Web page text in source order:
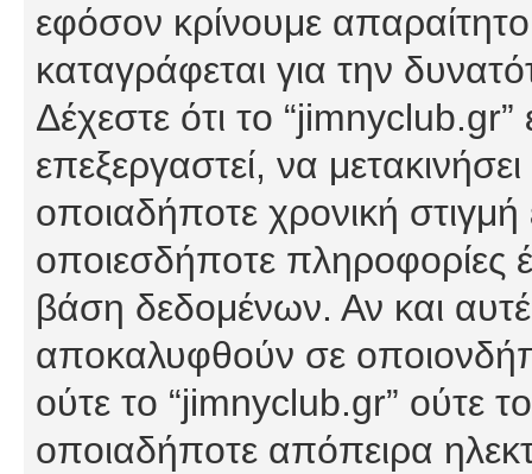
εφόσον κρίνουμε
καταγράφεται για την
Δέχεστε ότι το
επεξεργαστεί, να
οποιαδήποτε χρονική στιγμή
οποιεσδήποτε πληροφορίες
βάση δεδομένων. Αν και
αποκαλυφθούν σε
ούτε το “jimnyclub.gr” ούτε
οποιαδήποτε απόπειρα